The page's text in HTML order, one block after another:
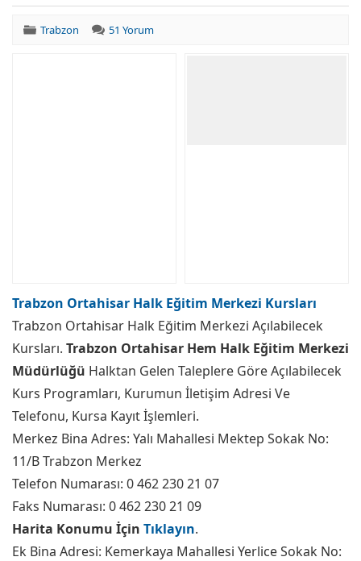
Trabzon 51 Yorum
Trabzon Ortahisar Halk Eğitim Merkezi Kursları
Trabzon Ortahisar Halk Eğitim Merkezi Açılabilecek
Kursları. Trabzon Ortahisar Hem Halk Eğitim Merkezi
Müdürlüğü Halktan Gelen Taleplere Göre Açılabilecek
Kurs Programları, Kurumun İletişim Adresi Ve
Telefonu, Kursa Kayıt İşlemleri.
Merkez Bina Adres: Yalı Mahallesi Mektep Sokak No:
11/B Trabzon Merkez
Telefon Numarası: 0 462 230 21 07
Faks Numarası: 0 462 230 21 09
Harita Konumu İçin Tıklayın.
Ek Bina Adresi: Kemerkaya Mahallesi Yerlice Sokak No: